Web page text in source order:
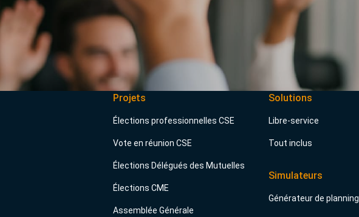
Projets
Élections professionnelles CSE
Vote en réunion CSE
Élections Délégués des Mutuelles
Élections CME
Assemblée Générale
Solutions
Libre-service
Tout inclus
Simulateurs
Générateur de planning